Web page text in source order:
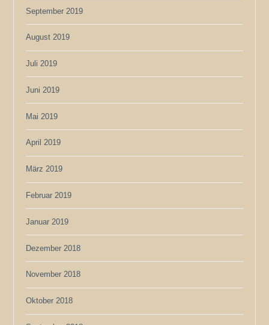
September 2019
August 2019
Juli 2019
Juni 2019
Mai 2019
April 2019
März 2019
Februar 2019
Januar 2019
Dezember 2018
November 2018
Oktober 2018